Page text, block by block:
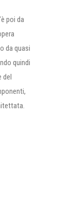
poi da
da quasi
quindi
del